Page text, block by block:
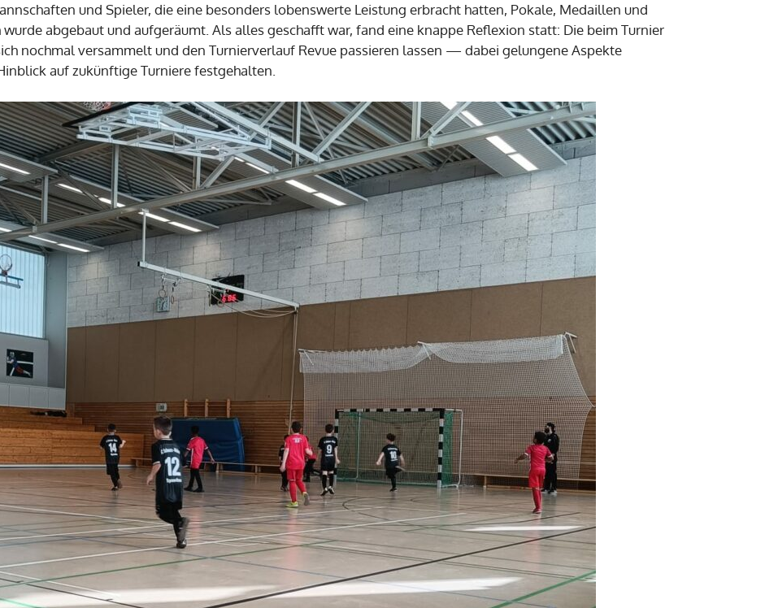
und Spieler, die eine besonders lobenswerte Leistung erbracht hatten, Pokale, Medaillen und
abgebaut und aufgeräumt. Als alles geschafft war, fand eine knappe Reflexion statt: Die beim Turnier
nochmal versammelt und den Turnierverlauf Revue passieren lassen — dabei gelungene Aspekte
auf zukünftige Turniere festgehalten.